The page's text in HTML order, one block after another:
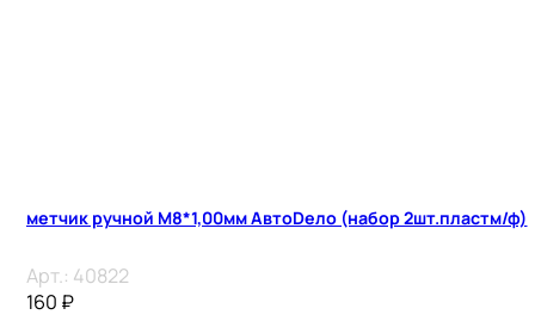
метчик ручной М8*1,00мм АвтоDело (набор 2шт.пластм/ф)
Арт.: 40822
160 ₽